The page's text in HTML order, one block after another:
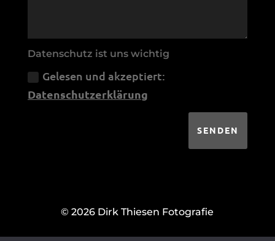
Datenschutz ist uns wichtig
Gelesen und akzeptiert:
Datenschutzerklärung
SENDEN
© 2026 Dirk Thiesen Fotografie